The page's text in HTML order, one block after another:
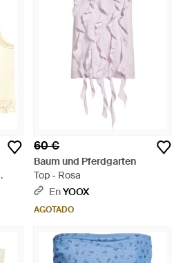
60 €
Baum und Pferdgarten
Top - Rosa
EnYOOX
AGOTADO